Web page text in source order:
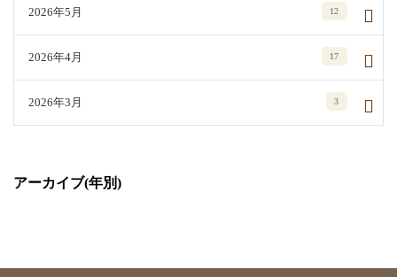
2026年5月 12
2026年4月 17
2026年3月 3
アーカイブ(年別)